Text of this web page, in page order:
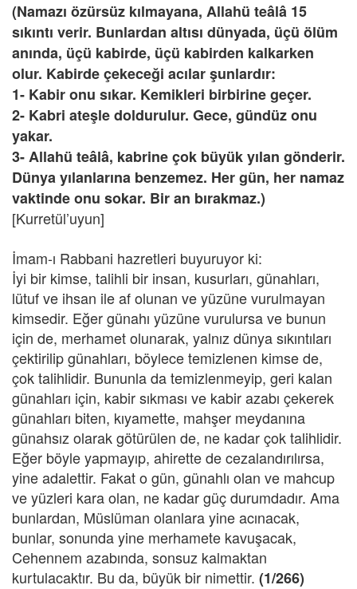
(Namazı özürsüz kılmayana, Allahü teâlâ 15
sıkıntı verir. Bunlardan altısı dünyada, üçü ölüm
anında, üçü kabirde, üçü kabirden kalkarken
olur. Kabirde çekeceği acılar şunlardır:
1- Kabir onu sıkar. Kemikleri birbirine geçer.
2- Kabri ateşle doldurulur. Gece, gündüz onu
yakar.
3- Allahü teâlâ, kabrine çok büyük yılan gönderir.
Dünya yılanlarına benzemez. Her gün, her namaz
vaktinde onu sokar. Bir an bırakmaz.)
[Kurretül’uyun]
İmam-ı Rabbani hazretleri buyuruyor ki:
İyi bir kimse, talihli bir insan, kusurları, günahları,
lütuf ve ihsan ile af olunan ve yüzüne vurulmayan
kimsedir. Eğer günahı yüzüne vurulursa ve bunun
için de, merhamet olunarak, yalnız dünya sıkıntıları
çektirilip günahları, böylece temizlenen kimse de,
çok talihlidir. Bununla da temizlenmeyip, geri kalan
günahları için, kabir sıkması ve kabir azabı çekerek
günahları biten, kıyamette, mahşer meydanına
günahsız olarak götürülen de, ne kadar çok talihlidir.
Eğer böyle yapmayıp, ahirette de cezalandırılırsa,
yine adalettir. Fakat o gün, günahlı olan ve mahcup
ve yüzleri kara olan, ne kadar güç durumdadır. Ama
bunlardan, Müslüman olanlara yine acınacak,
bunlar, sonunda yine merhamete kavuşacak,
Cehennem azabında, sonsuz kalmaktan
kurtulacaktır. Bu da, büyük bir nimettir. (1/266)